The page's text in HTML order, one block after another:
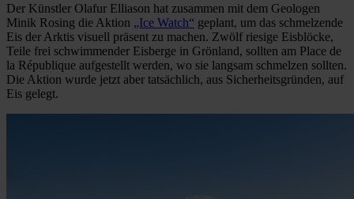
Der Künstler Olafur Elliason hat zusammen mit dem Geologen
Minik Rosing die Aktion „Ice Watch“ geplant, um das schmelzende
Eis der Arktis visuell präsent zu machen. Zwölf riesige Eisblöcke,
Teile frei schwimmender Eisberge in Grönland, sollten am Place de
la République aufgestellt werden, wo sie langsam schmelzen sollten.
Die Aktion wurde jetzt aber tatsächlich, aus Sicherheitsgründen, auf
Eis gelegt.